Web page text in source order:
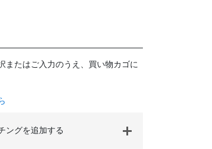
またはご入力のうえ、買い物カゴに
ングを追加する